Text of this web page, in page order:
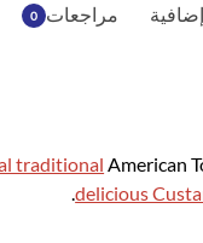
مراجعات 0
traditional American
delicious